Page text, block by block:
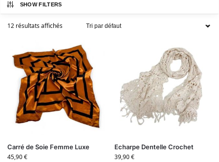
SHOW FILTERS
12 résultats affichés
Carré de Soie Femme Luxe
45,90€
Echarpe Dentelle Crochet
39,90€